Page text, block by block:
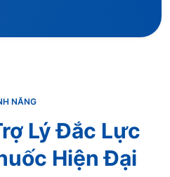
NĂNG
Lý Đắc Lực
Hiện Đại